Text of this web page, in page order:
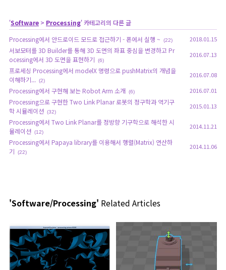
'Software > Processing' 카테고리의 다른 글
Processing에서 안드로이드 모드로 접근하기 - 폰에서 실행 ~
(22) 2018.01.15
서보모터를 3D Builder를 통해 3D 도면의 좌표 중심을 변경하고 Pr
ocessing에서 3D 도면을 표현하기
(6)
2016.07.13
프로세싱 Processing에서 modelX 명령으로 pushMatrix의 개념을
이해하기... (2)
2016.07.08
Processing에서 구현해 보는 Robot Arm 소개 (6) 2016.07.01
Processing으로 구현한 Two Link Planar 로봇의 정구학과 역기구
학 시뮬레이션 (32)
2015.01.13
Processing에서 Two Link Planar를 정방향 기구학으로 해석한 시
뮬레이션 (12)
2014.11.21
Processing에서 Papaya library를 이용해서 행렬(Matrix) 연산하
기
(22)
2014.11.06
'Software/Processing' Related Articles